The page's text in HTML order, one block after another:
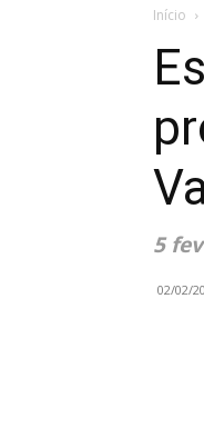
Início
5
02/02/